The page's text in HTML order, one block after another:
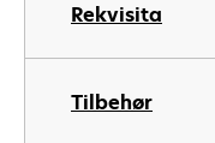
Rekvisita
Tilbehør